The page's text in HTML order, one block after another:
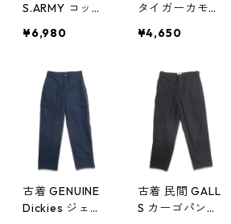
S.ARMY コット
ーオール オー
なぎ オリーブ
グリーン 米軍
表記：M gd4
05057n w503
¥6,980
タイガーカモ
パンツ 表記：M
404954n w50
316
¥4,650
古着 GENUINE
Dickies ジェニ
古着 民間 GALL
S カーゴパンツ